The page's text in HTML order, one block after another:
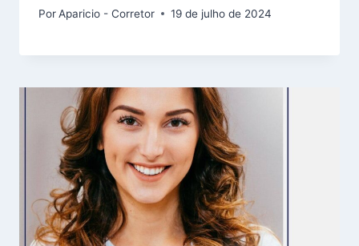
PorAparicio - Corretor 19 de julho de 2024